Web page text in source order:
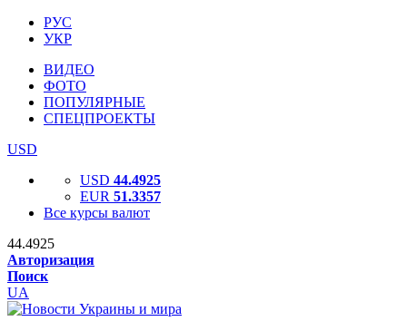
РУС
УКР
ВИДЕО
ФОТО
ПОПУЛЯРНЫЕ
СПЕЦПРОЕКТЫ
USD
USD 44.4925
EUR 51.3357
Все курсы валют
44.4925
Авторизация
Поиск
UA